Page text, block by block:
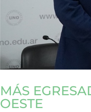
MÁS
OESTE